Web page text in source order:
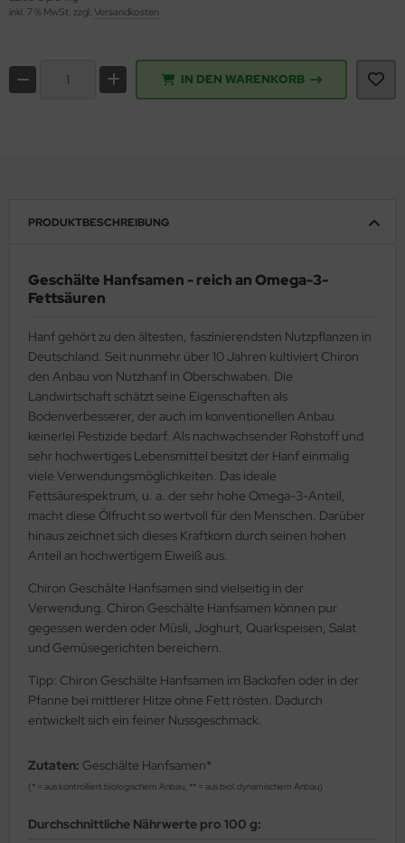
inkl. 7 % MwSt. zzgl. Versandkosten
IN DEN WARENKORB
PRODUKTBESCHREIBUNG
Geschälte Hanfsamen - reich an Omega-3-
Fettsäuren
Hanf gehört zu den ältesten, faszinierendsten Nutzpflanzen in
Deutschland. Seit nunmehr über 10 Jahren kultiviert Chiron
den Anbau von Nutzhanf in Oberschwaben. Die
Landwirtschaft schätzt seine Eigenschaften als
Bodenverbesserer, der auch im konventionellen Anbau
keinerlei Pestizide bedarf. Als nachwachsender Rohstoff und
sehr hochwertiges Lebensmittel besitzt der Hanf einmalig
viele Verwendungsmöglichkeiten. Das ideale
Fettsäurespektrum, u. a. der sehr hohe Omega-3-Anteil,
macht diese Ölfrucht so wertvoll für den Menschen. Darüber
hinaus zeichnet sich dieses Kraftkorn durch seinen hohen
Anteil an hochwertigem Eiweiß aus.
Chiron Geschälte Hanfsamen sind vielseitig in der
Verwendung. Chiron Geschälte Hanfsamen können pur
gegessen werden oder Müsli, Joghurt, Quarkspeisen, Salat
und Gemüsegerichten bereichern.
Tipp: Chiron Geschälte Hanfsamen im Backofen oder in der
Pfanne bei mittlerer Hitze ohne Fett rösten. Dadurch
entwickelt sich ein feiner Nussgeschmack.
Zutaten: Geschälte Hanfsamen*
(* = aus kontrolliert biologischem Anbau, ** = aus biol.dynamischem Anbau)
Durchschnittliche Nährwerte pro 100 g: